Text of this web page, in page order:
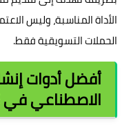
الأداة المناسبة، وليس
الحملات التسويقية فقط.
أفضل أدوات
الاصطناعي في 2026